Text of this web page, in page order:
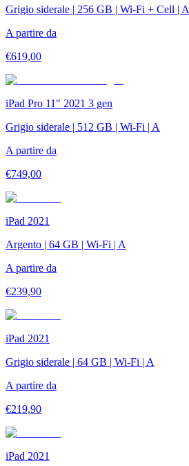
Grigio siderale | 256 GB | Wi-Fi + Cell | A
A partire da
€619,00
iPad Pro 11" 2021 3 gen
Grigio siderale | 512 GB | Wi-Fi | A
A partire da
€749,00
iPad 2021
Argento | 64 GB | Wi-Fi | A
A partire da
€239,90
iPad 2021
Grigio siderale | 64 GB | Wi-Fi | A
A partire da
€219,90
iPad 2021